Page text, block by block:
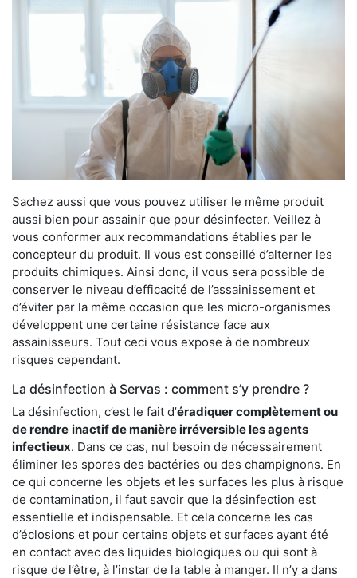
Sachez aussi que vous pouvez utiliser le même produit
aussi bien pour assainir que pour désinfecter. Veillez à
vous conformer aux recommandations établies par le
concepteur du produit. Il vous est conseillé d’alterner les
produits chimiques. Ainsi donc, il vous sera possible de
conserver le niveau d’efficacité de l’assainissement et
d’éviter par la même occasion que les micro-organismes
développent une certaine résistance face aux
assainisseurs. Tout ceci vous expose à de nombreux
risques cependant.
La désinfection à Servas : comment s’y prendre ?
La désinfection, c’est le fait d’éradiquer complètement ou
de rendre inactif de manière irréversible les agents
infectieux. Dans ce cas, nul besoin de nécessairement
éliminer les spores des bactéries ou des champignons. En
ce qui concerne les objets et les surfaces les plus à risque
de contamination, il faut savoir que la désinfection est
essentielle et indispensable. Et cela concerne les cas
d’éclosions et pour certains objets et surfaces ayant été
en contact avec des liquides biologiques ou qui sont à
risque de l’être, à l’instar de la table à manger. II n’y a dans